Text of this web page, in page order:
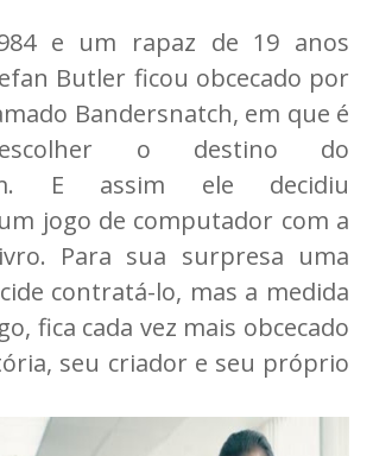
e um rapaz de 19 anos
Butler ficou obcecado por
Bandersnatch, em que é
o destino do
E assim ele decidiu
jogo de computador com a
Para sua surpresa uma
contratá-lo, mas a medida
fica cada vez mais obcecado
seu criador e seu próprio